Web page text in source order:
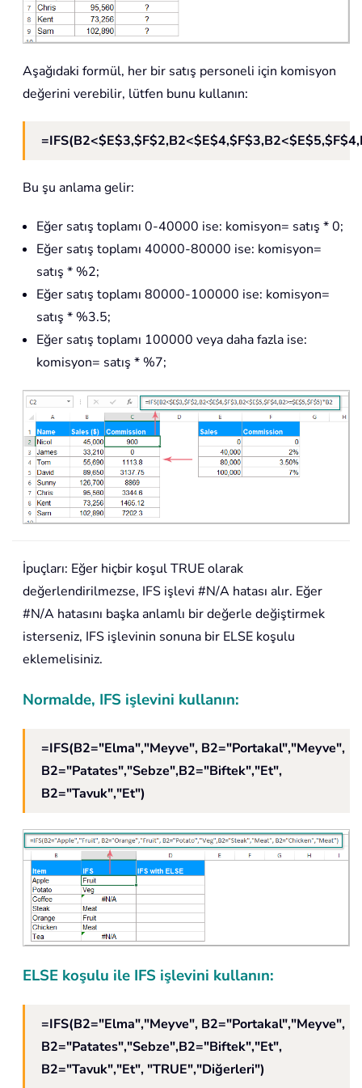
Aşağıdaki formül, her bir satış personeli için komisyon
değerini verebilir, lütfen bunu kullanın:
Bu şu anlama gelir:
Eğer satış toplamı 0-40000 ise: komisyon= satış * 0;
Eğer satış toplamı 40000-80000 ise: komisyon=
satış * %2;
Eğer satış toplamı 80000-100000 ise: komisyon=
satış * %3.5;
Eğer satış toplamı 100000 veya daha fazla ise:
komisyon= satış * %7;
İpuçları: Eğer hiçbir koşul TRUE olarak
değerlendirilmezse, IFS işlevi #N/A hatası alır. Eğer
#N/A hatasını başka anlamlı bir değerle değiştirmek
isterseniz, IFS işlevinin sonuna bir ELSE koşulu
eklemelisiniz.
Normalde, IFS işlevini kullanın:
=IFS(B2="Elma","Meyve", B2="Portakal","Meyve",
B2="Patates","Sebze",B2="Biftek","Et",
B2="Tavuk","Et")
ELSE koşulu ile IFS işlevini kullanın:
=IFS(B2="Elma","Meyve", B2="Portakal","Meyve",
B2="Patates","Sebze",B2="Biftek","Et",
B2="Tavuk","Et", "TRUE","Diğerleri")